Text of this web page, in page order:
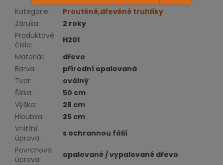
Kategorie:
Proutěné,dřevěné truhlíky
Záruka:
2 roky
Produktové
číslo:
H201
Materiál:
dřevo
Barva:
přírodní opalovaná
Tvar:
oválný
Šírka:
50 cm
Výška:
28 cm
Hloubka:
25 cm
Vnitřní
úprava:
s ochrannou fólií
Povrchová
úprava: opalované / vypalované dřevo